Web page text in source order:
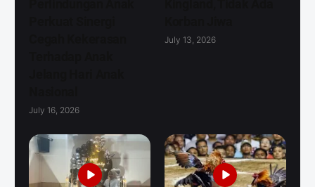
July 16, 2026
July 13, 2026